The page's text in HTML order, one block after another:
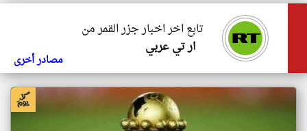
تابع اخر اخبار جزر القمر من
ار تي عربي
مصادر أخرى